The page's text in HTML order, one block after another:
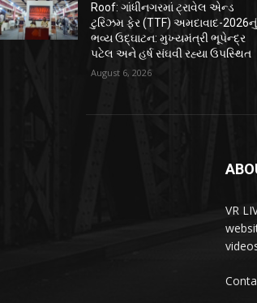
Roof: ગાંધીનગરમાં ટ્રાવેલ એન્ડ
ટુરિઝમ ફેર (TTF) અમદાવાદ-2026નું
ભવ્ય ઉદ્ઘાટન: મુખ્યમંત્રી ભૂપેન્દ્ર
પટેલ અને હર્ષ સંઘવી રહ્યા ઉપસ્થિત
August 6, 2026
VR